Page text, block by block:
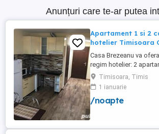
Anunțuri care te-ar putea
Apartament 1 si 2
hotelier Timisoara
Casa Brezeanu va
regim hotelier: 2
dormitoare, baie si
locuri cazare in fiecare
apartament cu 1
bucatarie proprie. (3
Timisoara, Timis
1 ianuarie
/noapte